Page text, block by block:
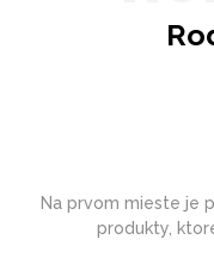
Na prvom mieste je
produkty,